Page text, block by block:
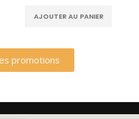
AJOUTER AU PANIER
promotions